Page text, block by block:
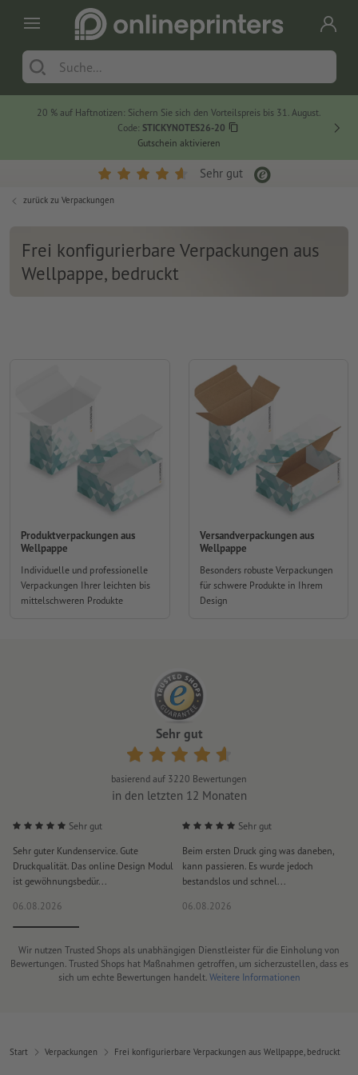
20 % auf Haftnotizen: Sichern Sie sich den Vorteilspreis bis 31. August.
Code: STICKYNOTES26-20
Gutschein aktivieren
Sehr gut
zurück zu Verpackungen
Frei konfigurierbare Verpackungen aus
Wellpappe, bedruckt
Produktverpackungen aus
Wellpappe
Individuelle und professionelle
Verpackungen Ihrer leichten bis
mittelschweren Produkte
Versandverpackungen aus
Wellpappe
Besonders robuste Verpackungen
für schwere Produkte in Ihrem
Design
Sehr gut
basierend auf 3220 Bewertungen
in den letzten 12 Monaten
Sehr gut
Sehr guter Kundenservice. Gute
Druckqualität. Das online Design Modul
ist gewöhnungsbedür...
06.08.2026
Sehr gut
Beim ersten Druck ging was daneben,
kann passieren. Es wurde jedoch
bestandslos und schnel...
06.08.2026
Wir nutzen Trusted Shops als unabhängigen Dienstleister für die Einholung von
Bewertungen. Trusted Shops hat Maßnahmen getroffen, um sicherzustellen, dass es
sich um echte Bewertungen handelt. Weitere Informationen
Start Verpackungen Frei konfigurierbare Verpackungen aus Wellpappe, bedruckt